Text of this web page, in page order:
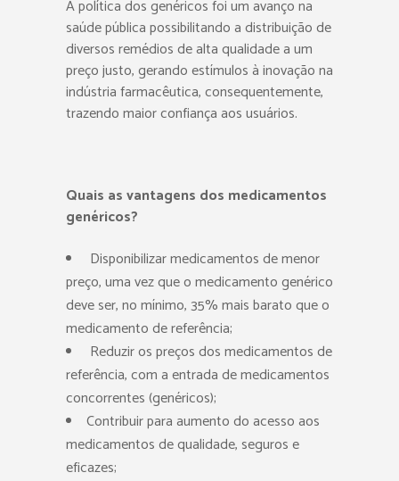
A política dos genéricos foi um avanço na
saúde pública possibilitando a distribuição de
diversos remédios de alta qualidade a um
preço justo, gerando estímulos à inovação na
indústria farmacêutica, consequentemente,
trazendo maior confiança aos usuários.
Quais as vantagens dos medicamentos
genéricos?
Disponibilizar medicamentos de menor
preço, uma vez que o medicamento genérico
deve ser, no mínimo, 35% mais barato que o
medicamento de referência;
Reduzir os preços dos medicamentos de
referência, com a entrada de medicamentos
concorrentes (genéricos);
Contribuir para aumento do acesso aos
medicamentos de qualidade, seguros e
eficazes;